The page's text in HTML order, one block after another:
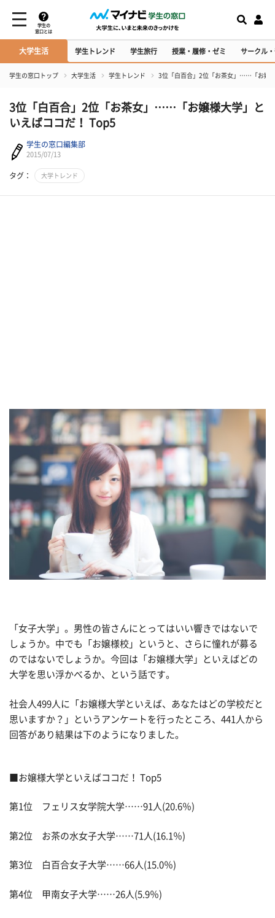
学生の
窓口とは
大学生活 学生トレンド 学生旅行 授業・履修・ゼミ サークル
学生の窓口トップ 大学生活 学生トレンド 3位「白百合」2位「お茶女」……「お嬢
3位「白百合」2位「お茶女」……「お嬢様大学」と
いえばココだ！ Top5
学生の窓口編集部
2015/07/13
タグ： 大学トレンド
「女子大学」。男性の皆さんにとってはいい響きではないで
しょうか。中でも「お嬢様校」というと、さらに憧れが募る
のではないでしょうか。今回は「お嬢様大学」といえばどの
大学を思い浮かべるか、という話です。
社会人499人に「お嬢様大学といえば、あなたはどの学校だと
思いますか？」というアンケートを行ったところ、441人から
回答があり結果は下のようになりました。
■お嬢様大学といえばココだ！ Top5
第1位 フェリス女学院大学……91人(20.6％)
第2位 お茶の水女子大学……71人(16.1％)
第3位 白百合女子大学……66人(15.0％)
第4位 甲南女子大学……26人(5.9％)